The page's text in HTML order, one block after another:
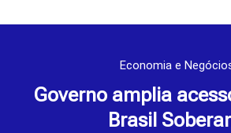
Economia e
Governo amplia
Brasil